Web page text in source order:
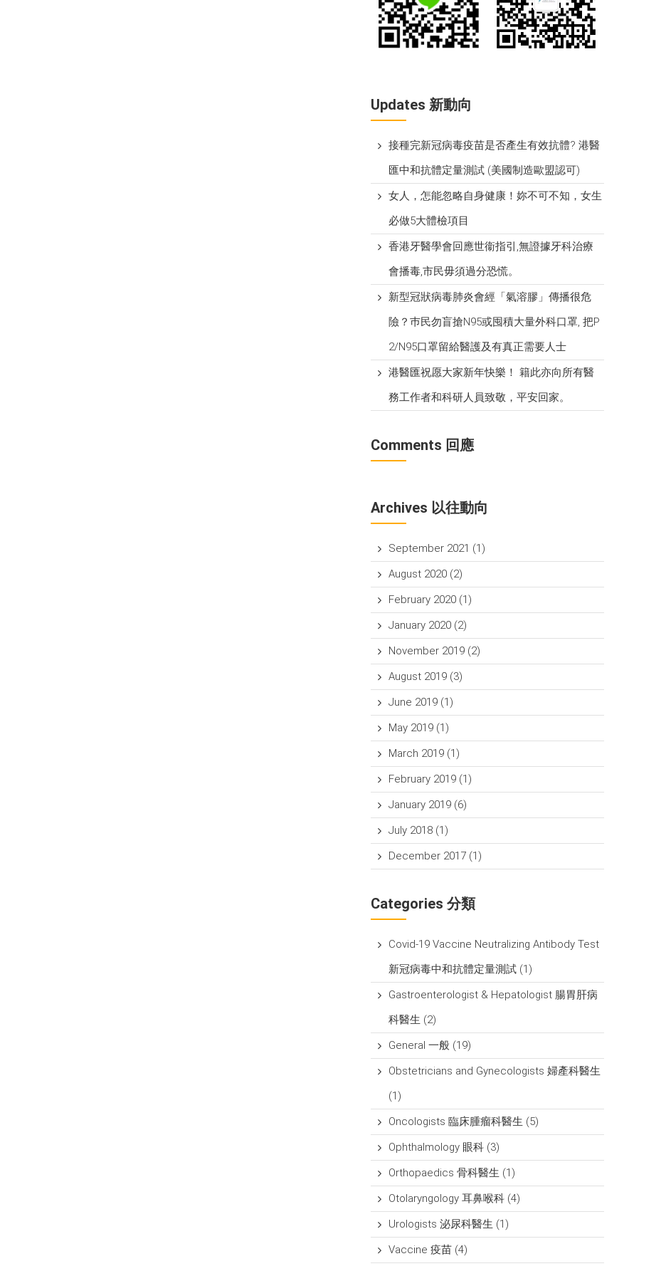
Updates 新動向
接種完新冠病毒疫苗是否產生有效抗體? 港醫
匯中和抗體定量測試 (美國制造歐盟認可)
女人，怎能忽略自身健康！妳不可不知，女生
必做5大體檢項目
香港牙醫學會回應世衞指引,無證據牙科治療
會播毒,市民毋須過分恐慌。
新型冠狀病毒肺炎會經「氣溶膠」傳播很危
險？巿民勿盲搶N95或囤積大量外科口罩, 把P​
2/N95口罩留給醫護及有真正需要人士
港醫匯祝愿大家新年快樂！ 籍此亦向所有醫
務工作者和科研人員致敬，平安回家。
Comments 回應
Archives 以往動向
September 2021 (1)
August 2020 (2)
February 2020 (1)
January 2020 (2)
November 2019 (2)
August 2019 (3)
June 2019 (1)
May 2019 (1)
March 2019 (1)
February 2019 (1)
January 2019 (6)
July 2018 (1)
December 2017 (1)
Categories 分類
Covid-19 Vaccine Neutralizing Antibody Test
新冠病毒中和抗體定量測試 (1)
Gastroenterologist & Hepatologist 腸胃肝病
科醫生 (2)
General 一般 (19)
Obstetricians and Gynecologists 婦產科醫生
(1)
Oncologists 臨床腫瘤科醫生 (5)
Ophthalmology 眼科 (3)
Orthopaedics 骨科醫生 (1)
Otolaryngology 耳鼻喉科 (4)
Urologists 泌尿科醫生 (1)
Vaccine 疫苗 (4)